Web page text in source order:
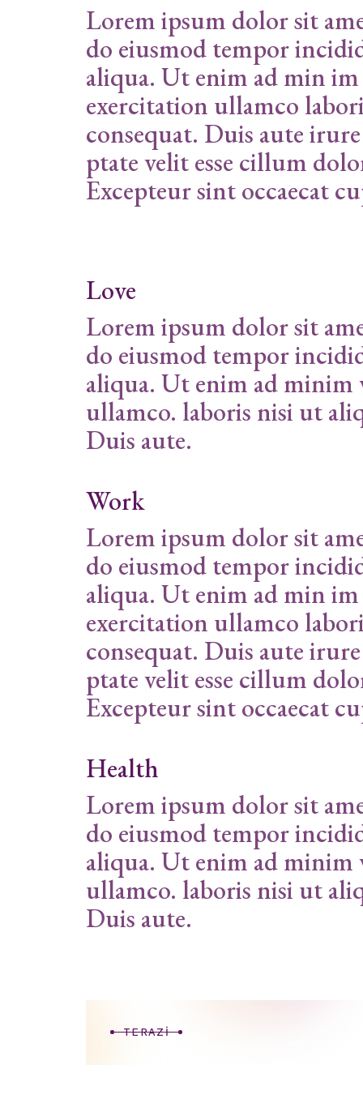
Lorem ipsum dolor sit
do eiusmod tempor
aliqua. Ut enim ad min
exercitation ullamco
consequat. Duis aute
ptate velit esse cillum
Excepteur sint occaecat
Love
Lorem ipsum dolor sit
do eiusmod tempor
aliqua. Ut enim ad minim
ullamco. laboris nisi ut
Duis aute.
Work
Lorem ipsum dolor sit
do eiusmod tempor
aliqua. Ut enim ad min
exercitation ullamco
consequat. Duis aute
ptate velit esse cillum
Excepteur sint occaecat
Health
Lorem ipsum dolor sit
do eiusmod tempor
aliqua. Ut enim ad minim
ullamco. laboris nisi ut
Duis aute.
TERAZI